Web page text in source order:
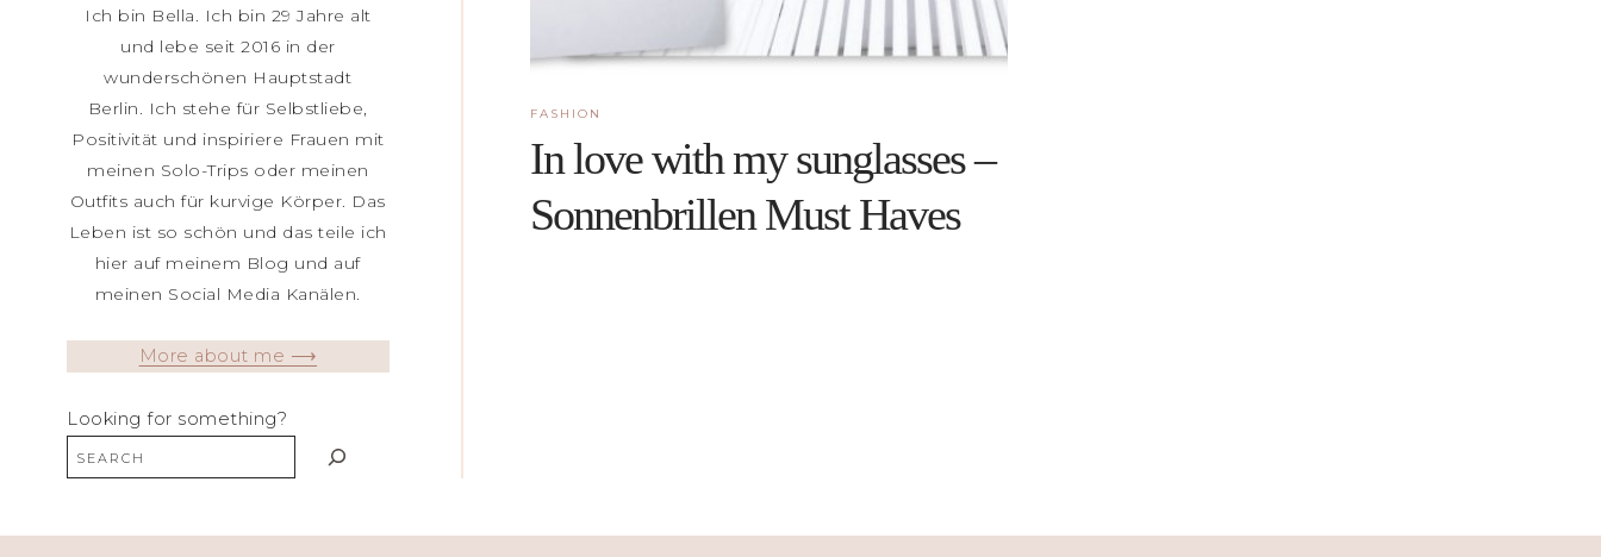
FASHION
In love with my sunglasses –
Sonnenbrillen Must Haves
Ich bin Bella. Ich bin 29 Jahre alt
und lebe seit 2016 in der
wunderschönen Hauptstadt
Berlin. Ich stehe für Selbstliebe,
Positivität und inspiriere Frauen mit
meinen Solo-Trips oder meinen
Outfits auch für kurvige Körper. Das
Leben ist so schön und das teile ich
hier auf meinem Blog und auf
meinen Social Media Kanälen.
More about me ⟶
Looking for something?